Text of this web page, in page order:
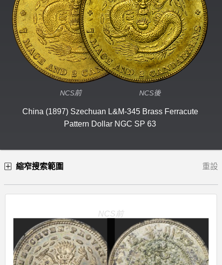
NCS前 NCS後
China (1897) Szechuan L&M-345 Brass Ferracute
Pattern Dollar NGC SP 63
縮窄搜索範圍 重設
NCS前